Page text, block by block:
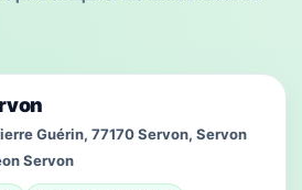
Guérin, 77170 Servon, Servon
Servon